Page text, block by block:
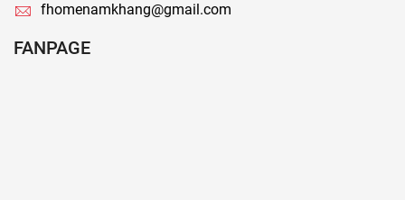
fhomenamkhang@gmail.com
FANPAGE